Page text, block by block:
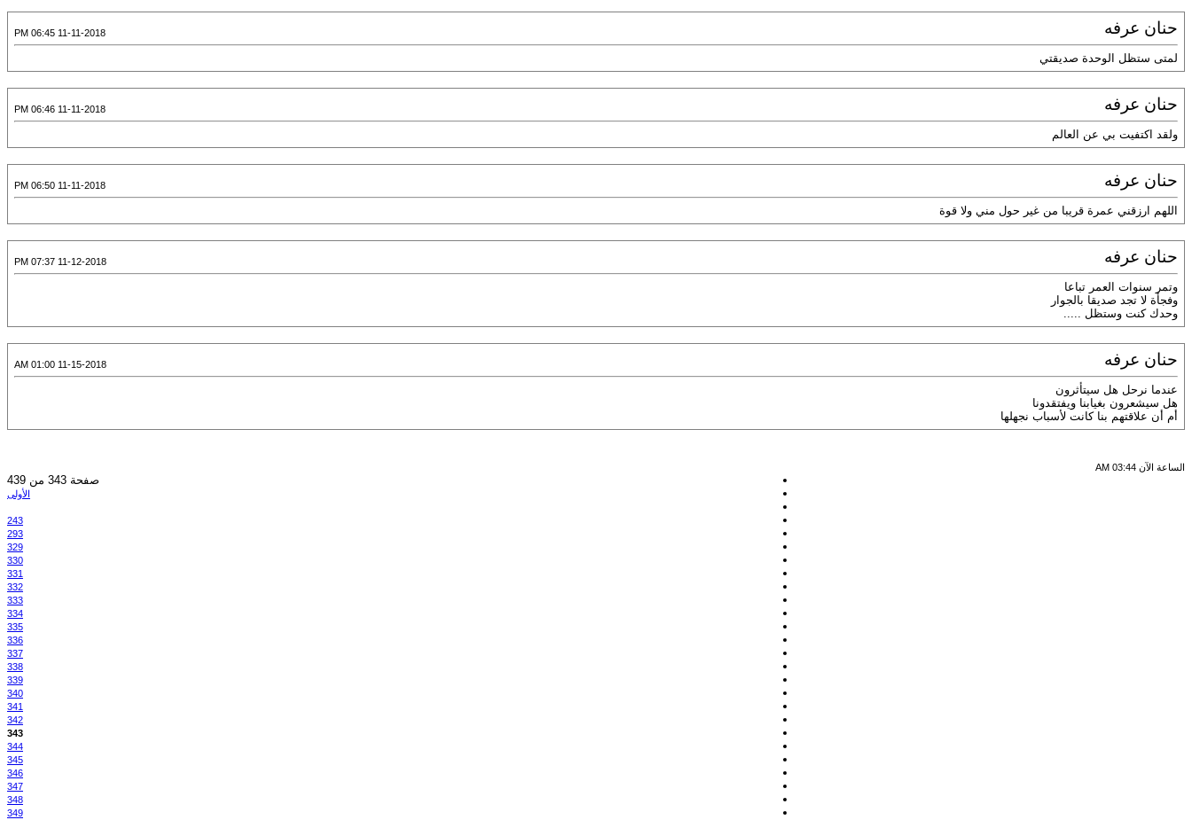
حنان عرفه 11-11-2018 06:45 PM
لمتى ستظل الوحدة صديقتي
حنان عرفه 11-11-2018 06:46 PM
ولقد اكتفيت بي عن العالم
حنان عرفه 11-11-2018 06:50 PM
اللهم ارزقني عمرة قريبا من غير حول مني ولا قوة
حنان عرفه 11-12-2018 07:37 PM
وتمر سنوات العمر تباعا
وفجأة لا تجد صديقا بالجوار
وحدك كنت وستظل .....
حنان عرفه 11-15-2018 01:00 AM
عندما نرحل هل سيتأثرون
هل سيشعرون بغيابنا ويفتقدونا
أم أن علاقتهم بنا كانت لأسباب نجهلها
الساعة الآن 03:44 AM
صفحة 343 من 439
الأولى
243
293
329
330
331
332
333
334
335
336
337
338
339
340
341
342
343
344
345
346
347
348
349